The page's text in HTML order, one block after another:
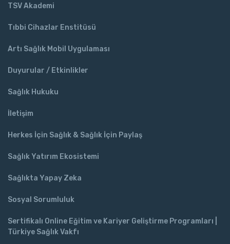
TSV Akademi
Tıbbi Cihazlar Enstitüsü
Artı Sağlık Mobil Uygulaması
Duyurular / Etkinlikler
Sağlık Hukuku
İletişim
Herkes İçin Sağlık & Sağlık İçin Paylaş
Sağlık Yatırım Ekosistemi
Sağlıkta Yapay Zeka
Sosyal Sorumluluk
Sertifikalı Online Eğitim ve Kariyer Geliştirme Programları |
Türkiye Sağlık Vakfı